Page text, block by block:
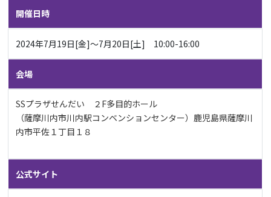
開催日時
2024年7月19日[金]〜7月20日[土] 10:00-16:00
会場
SSプラザせんだい ２F多目的ホール
（薩摩川内市川内駅コンベンションセンター）​鹿児島県薩摩川
内市平佐１丁目１８​
公式サイト